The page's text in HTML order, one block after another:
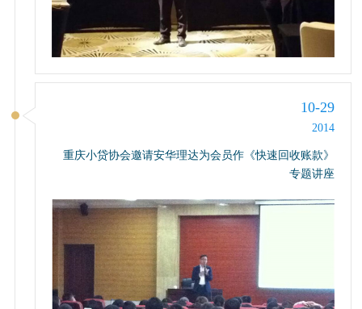
10-29
2014
重庆小贷协会邀请安华理达为会员作《快速回收账款》
专题讲座